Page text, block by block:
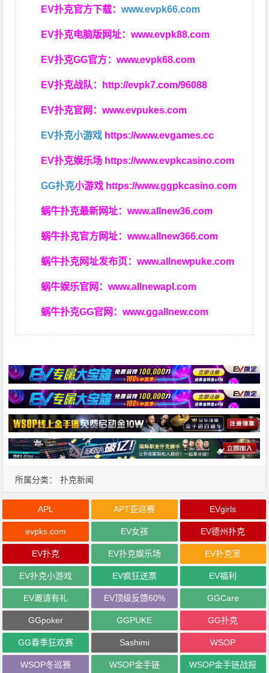
EV扑克官方下载：www.evpk66.com
EV扑克电脑版网址：www.evpk88.com
EV扑克GG官方：www.evpk68.com
EV扑克战队： http://evpk7.com/96088
EV扑克官网：www.evpukes.com
EV扑克小游戏 https://www.evgames.cc
EV扑克娱乐场 https://www.evpkcasino.com
GG扑克小游戏 https://www.ggpkcasino.com
蜗牛扑克最新网址：www.allnew36.com
蜗牛扑克官方网址：www.allnew366.com
蜗牛扑克网址发布页：www.allnewpuke.com
蜗牛娱乐官网：www.allnewapl.com
蜗牛扑克GG官网：www.ggallnew.com
所属分类： 扑克新闻
APL APT亚巡赛 EVgirls
evpks.com EV女孩 EV德州扑克
EV扑克 EV扑克娱乐场 EV扑克室
EV扑克小游戏 EV疯狂送票 EV福利
EV邀请有礼 EV顶级反馈60% GGCare
GGpoker GGPUKE GG扑克
GG春季狂欢赛 Sashimi WSOP
WSOP冬巡赛 WSOP金手链 WSOP金手链战报